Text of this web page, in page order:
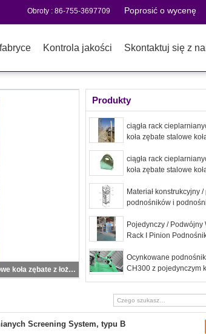
Obroty : 86-755-3697709 Poprosić o wycenę
Kontrola jakości Skontaktuj się z
ciągła rack cieplarnianych wentylacji i koła zębate stalowe koła zębate z łożyskiem stopu miedzi
Produkty
ciągła rack
koła zębate stalowe
ciągła rack
koła zębate stalowe
Materiał konstrukcyjny
podnośników i
Pojedyncza klatka
Pojedynczy / Podwójny
Rack I Pinion
Ocynkowane
CH300 z pojedynczym
Screening System, typu B